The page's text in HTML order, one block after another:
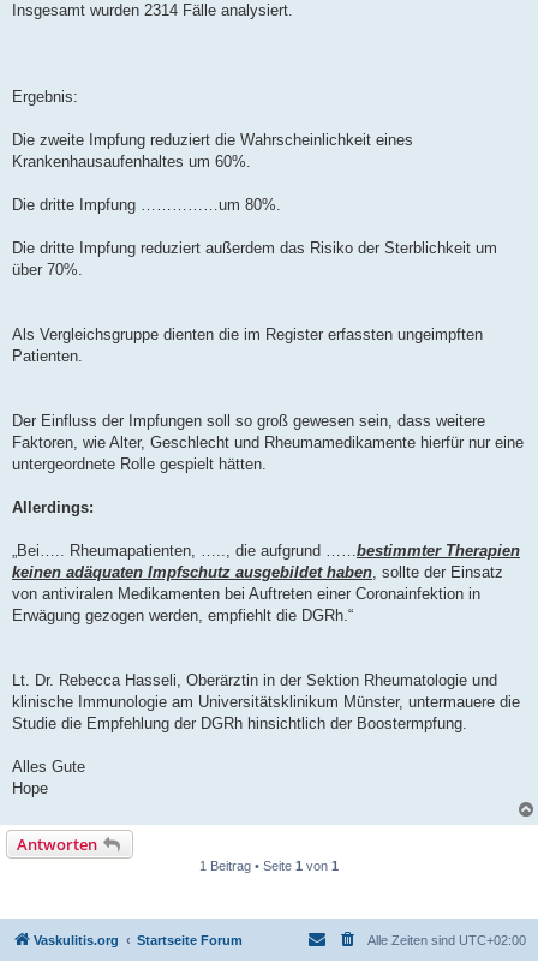
Insgesamt wurden 2314 Fälle analysiert.
Ergebnis:
Die zweite Impfung reduziert die Wahrscheinlichkeit eines
Krankenhausaufenhaltes um 60%.
Die dritte Impfung ……………um 80%.
Die dritte Impfung reduziert außerdem das Risiko der Sterblichkeit um
über 70%.
Als Vergleichsgruppe dienten die im Register erfassten ungeimpften
Patienten.
Der Einfluss der Impfungen soll so groß gewesen sein, dass weitere
Faktoren, wie Alter, Geschlecht und Rheumamedikamente hierfür nur eine
untergeordnete Rolle gespielt hätten.
Allerdings:
„Bei….. Rheumapatienten, ….., die aufgrund ……bestimmter Therapien
keinen adäquaten Impfschutz ausgebildet haben, sollte der Einsatz
von antiviralen Medikamenten bei Auftreten einer Coronainfektion in
Erwägung gezogen werden, empfiehlt die DGRh.“
Lt. Dr. Rebecca Hasseli, Oberärztin in der Sektion Rheumatologie und
klinische Immunologie am Universitätsklinikum Münster, untermauere die
Studie die Empfehlung der DGRh hinsichtlich der Boostermpfung.
Alles Gute
Hope
Antworten
1 Beitrag • Seite 1 von 1
Vaskulitis.org Startseite Forum Alle Zeiten sind UTC+02:00